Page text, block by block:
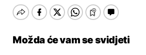
Možda će vam se svidjeti